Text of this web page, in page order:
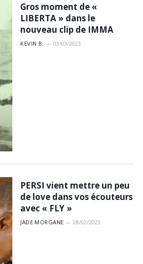
Gros moment de «
LIBERTA » dans le
nouveau clip de IMMA
KEVIN B. 03/03/2023
PERSI vient mettre un peu
de love dans vos écouteurs
avec « FLY »
JADE MORGANE 28/02/2023